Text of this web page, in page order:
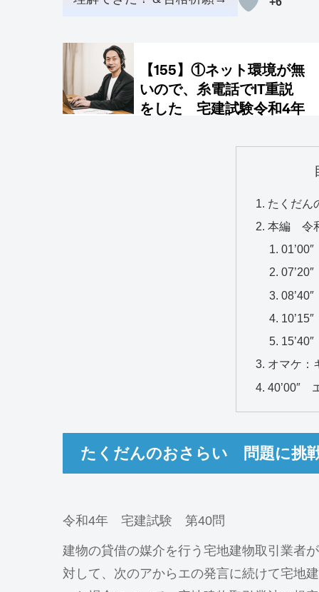
たくだ
本編 令
オマケ：
40’00″
たくだんのおさらい 問題に挑
令和4年 宅建試験 第40問
建物の貸借の媒介を行う宅地建物取引業者
対して、次のアからエの発言に続けて宅地